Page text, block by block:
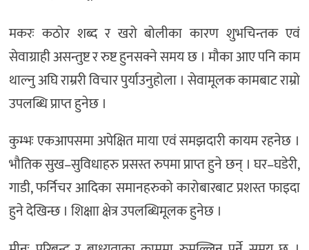
मकरः कठोर शब्द र खरो बोलीका कारण शुभचिन्तक एवं
सेवाग्राही असन्तुष्ट र रुष्ट हुनसक्ने समय छ । मौका आए पनि काम
थाल्नु अघि राम्ररी विचार पुर्याउनुहोला । सेवामूलक कामबाट राम्रो
उपलब्धि प्राप्त हुनेछ ।
कुम्भः एकआपसमा अपेक्षित माया एवं समझदारी कायम रहनेछ ।
भौतिक सुख–सुविधाहरु प्रसस्त रुपमा प्राप्त हुने छन् । घर–घडेरी,
गाडी, फर्निचर आदिका समानहरुको कारोबारबाट प्रशस्त फाइदा
हुने देखिन्छ । शिक्षाा क्षेत्र उपलब्धिमूलक हुनेछ ।